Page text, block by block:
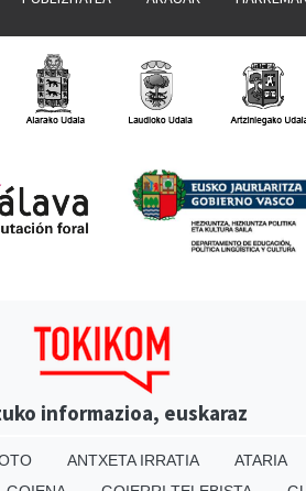
informazioa, euskaraz
ANTXETA IRRATIA ATARIA